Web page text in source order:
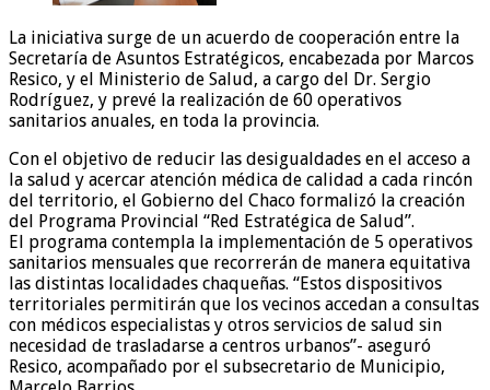
La iniciativa surge de un acuerdo de cooperación entre la
Secretaría de Asuntos Estratégicos, encabezada por Marcos
Resico, y el Ministerio de Salud, a cargo del Dr. Sergio
Rodríguez, y prevé la realización de 60 operativos
sanitarios anuales, en toda la provincia.
Con el objetivo de reducir las desigualdades en el acceso a
la salud y acercar atención médica de calidad a cada rincón
del territorio, el Gobierno del Chaco formalizó la creación
del Programa Provincial “Red Estratégica de Salud”.
El programa contempla la implementación de 5 operativos
sanitarios mensuales que recorrerán de manera equitativa
las distintas localidades chaqueñas. “Estos dispositivos
territoriales permitirán que los vecinos accedan a consultas
con médicos especialistas y otros servicios de salud sin
necesidad de trasladarse a centros urbanos”- aseguró
Resico, acompañado por el subsecretario de Municipio,